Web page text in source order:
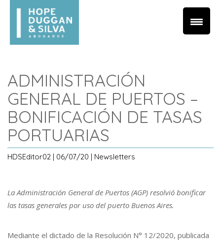
ADMINISTRACIÓN
GENERAL DE PUERTOS –
BONIFICACIÓN DE TASAS
PORTUARIAS
HDSEditor02 | 06/07/20 | Newsletters
La Administración General de Puertos (AGP) resolvió bonificar
las tasas generales por uso del puerto Buenos Aires.
Mediante el dictado de la Resolución N° 12/2020, publicada